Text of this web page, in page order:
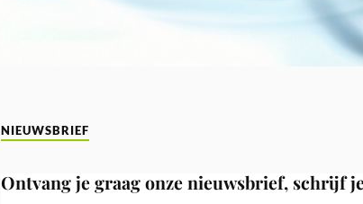
NIEUWSBRIEF
Ontvang je graag onze nieuwsbrief, schrijf